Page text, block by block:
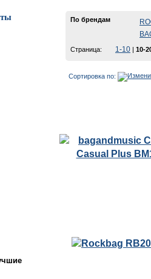
По брендам
Страница: 1-10 | 10-
Сортировка по: